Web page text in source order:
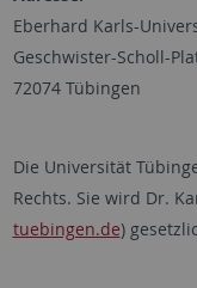
Eberhard Karls-
Geschwister-Scholl-
72074 Tübingen
Die Universität
Rechts. Sie wird Dr.
tuebingen.de)